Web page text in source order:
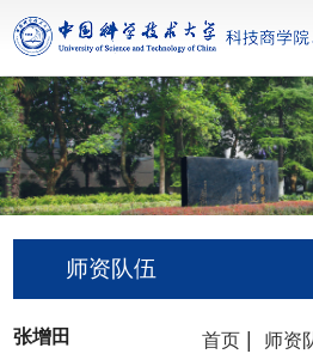
师资队伍
张增田 首页 师资